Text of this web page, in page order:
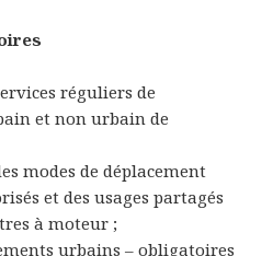
réguliers de
et non urbain de
modes de déplacement
et des usages partagés
à moteur ;
urbains – obligatoires